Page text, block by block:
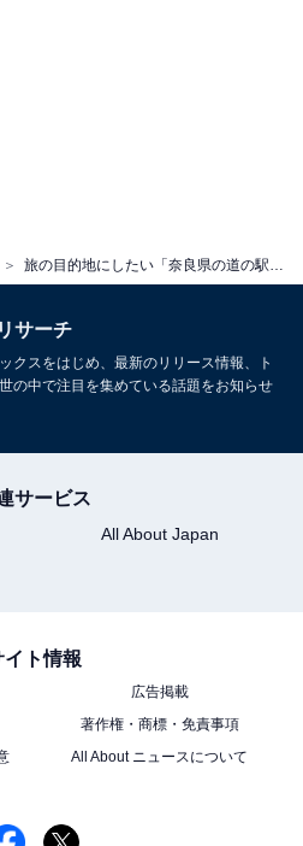
リサーチ
クスをはじめ、最新のリリース情報、ト
の中で注目を集めている話題をお知らせ
サービス
All About Japan
イト情報
広告掲載
著作権・商標・免責事項
All About ニュースについて